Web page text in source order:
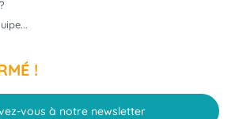
!
vous à notre newsletter